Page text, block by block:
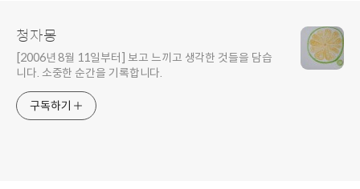
청자몽
[2006년 8월 11일부터] 보고 느끼고 생각한 것들을 담습
니다. 소중한 순간을 기록합니다.
구독하기